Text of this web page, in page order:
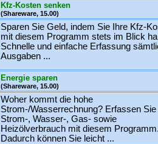
Kfz-Kosten senken
(Shareware, 15.00)
Sparen Sie Geld, indem Sie Ihre Kfz-
mit diesem Programm stets im Blick
Schnelle und einfache Erfassung
Ausgaben ...
Energie sparen
(Shareware, 15.00)
Woher kommt die hohe
Strom-/Wasserrechnung? Erfassen Sie
Strom-, Wasser-, Gas- sowie
Heizölverbrauch mit diesem
Dadurch können Sie leicht ...